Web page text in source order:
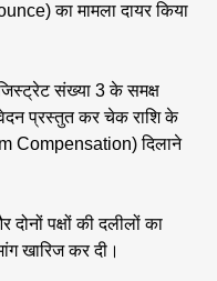
का मामला दायर किया
संख्या 3 के समक्ष
प्रस्तुत कर चेक राशि के
Compensation) दिलाने
पक्षों की दलीलों का
खारिज कर दी।